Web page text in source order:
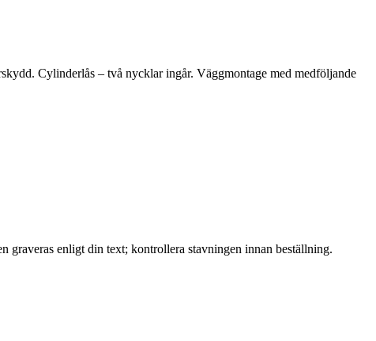
Cylinderlås – två nycklar ingår. Väggmontage med medföljande
graveras enligt din text; kontrollera stavningen innan beställning.